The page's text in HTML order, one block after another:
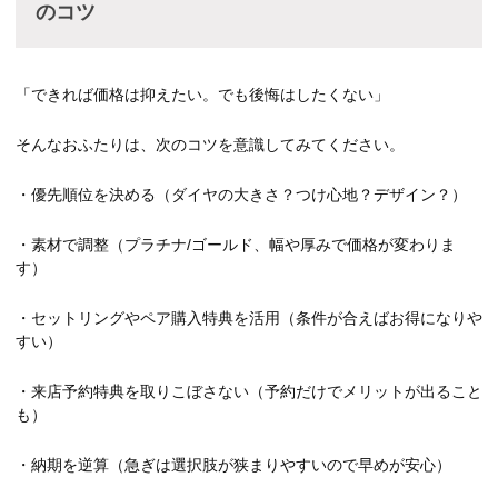
のコツ
「できれば価格は抑えたい。でも後悔はしたくない」
そんなおふたりは、次のコツを意識してみてください。
・優先順位を決める（ダイヤの大きさ？つけ心地？デザイン？）
・素材で調整（プラチナ/ゴールド、幅や厚みで価格が変わりま
す）
・セットリングやペア購入特典を活用（条件が合えばお得になりや
すい）
・来店予約特典を取りこぼさない（予約だけでメリットが出ること
も）
・納期を逆算（急ぎは選択肢が狭まりやすいので早めが安心）